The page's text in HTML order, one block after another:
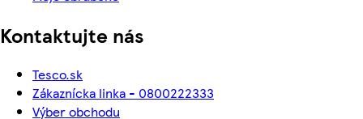
Kontaktujte nás
Tesco.sk
Zákaznícka linka - 0800222333
Výber obchodu